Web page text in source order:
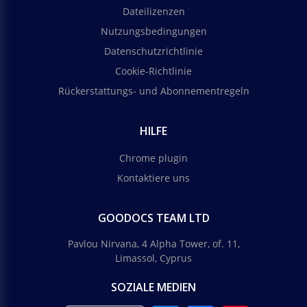
Dateilizenzen
Nutzungsbedingungen
Datenschutzrichtlinie
Cookie-Richtlinie
Rückerstattungs- und Abonnementregeln
HILFE
Chrome plugin
Kontaktiere uns
GOODOCS TEAM LTD
Pavlou Nirvana, 4 Alpha Tower, of. 11,
Limassol, Cyprus
SOZIALE MEDIEN